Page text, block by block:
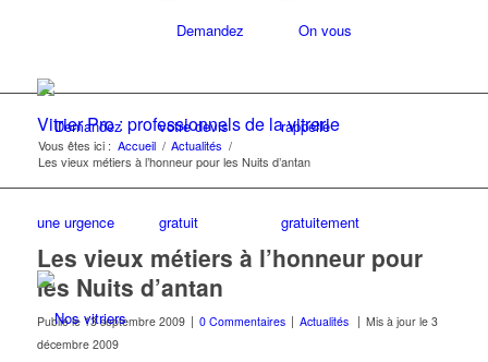
Vitrier Pro : professionnels de la vitrerie
Vous êtes ici : Accueil / Actualités /
Les vieux métiers à l’honneur pour les Nuits d’antan
Les vieux métiers à l’honneur pour
les Nuits d’antan
Publié le 13 septembre 2009 | 0 Commentaires | Actualités | Mis à jour le 3
décembre 2009